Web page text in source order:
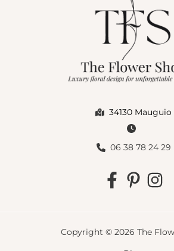
34130 Mauguio
06 38 78 24 29
Copyright © 2026 The